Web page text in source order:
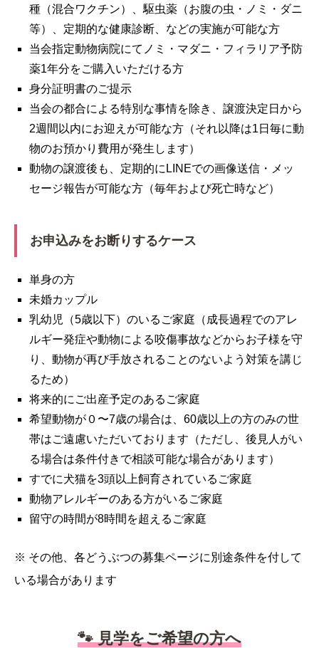
種（混合ワクチン）、駆虫薬（お腹の虫・ノミ・ダニ
等）、定期的な健康診断、などの実施が可能な方
当会指定動物病院にてノミ・マダニ・フィラリア予防
薬1年分をご購入いただける方
身分証明書のご提示
当会の都合による特別な事情を除き、譲渡決定日から
2週間以内にお迎えが可能な方（それ以降は1日毎に動
物のお預かり費用が発生します）
動物の譲渡後も、定期的にLINEでの画像送信・メッ
セージ報告が可能な方（毎年および死亡時など）
お申込みをお断りするケース
単身の方
未婚カップル
乳幼児（5歳以下）のいるご家庭（成長過程でのアレ
ルギー発症や動物による咬傷事故などからお子様を守
り、動物が再び手放されることのないよう対策を講じ
るため）
将来的にご出産予定のあるご家庭
希望動物が０〜7歳の場合は、60歳以上の方のみの世
帯はご遠慮いただいております（ただし、後見人がい
る場合は条件付きで相談可能な場合があります）
すでに犬猫を3頭以上飼育されているご家庭
動物アレルギーのある方がいるご家庭
留守の時間が8時間を超えるご家庭
※ その他、各どうぶつの募集ページに別途条件を付して
いる場合があります
🐾 見学をご希望の方へ